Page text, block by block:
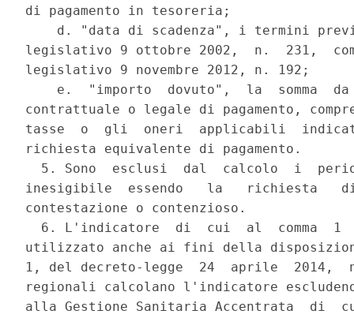
di pagamento in tesoreria;
d. "data di scadenza", i termini
legislativo 9 ottobre 2002,  n.  231,
legislativo 9 novembre 2012, n. 192;
e.  "importo  dovuto",  la  somma
contrattuale o legale di pagamento,
tasse  o  gli  oneri  applicabili
richiesta equivalente di pagamento.
5. Sono  esclusi  dal  calcolo  i
inesigibile  essendo   la   richiesta   di
contestazione o contenzioso.
6. L'indicatore  di  cui  al  comma  1
utilizzato anche ai fini della
1, del decreto-legge  24  aprile  2014,
regionali calcolano l'indicatore
alla Gestione Sanitaria Accentrata  di